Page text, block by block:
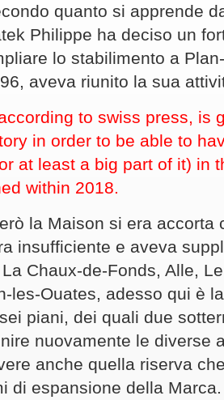
quanto si apprende
Philippe ha deciso un
lo stabilimento a
aveva riunito la sua
to swiss press, is
in order to be able to
at least a big part of it) in
within 2018.
la Maison si era accorta
insufficiente e aveva
Chaux-de-Fonds, Alle,
les-Ouates, adesso qui è
piani, dei quali due
nuovamente le diverse
anche quella riserva
di espansione della